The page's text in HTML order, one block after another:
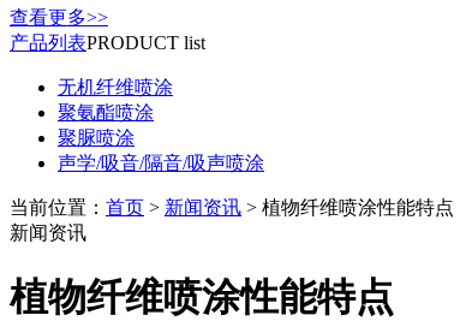
查看更多>>
产品列表PRODUCT list
无机纤维喷涂
聚氨酯喷涂
聚脲喷涂
声学/吸音/隔音/吸声喷涂
当前位置： 首页 > 新闻资讯 > 植物纤维喷涂性能特点
新闻资讯
植物纤维喷涂性能特点